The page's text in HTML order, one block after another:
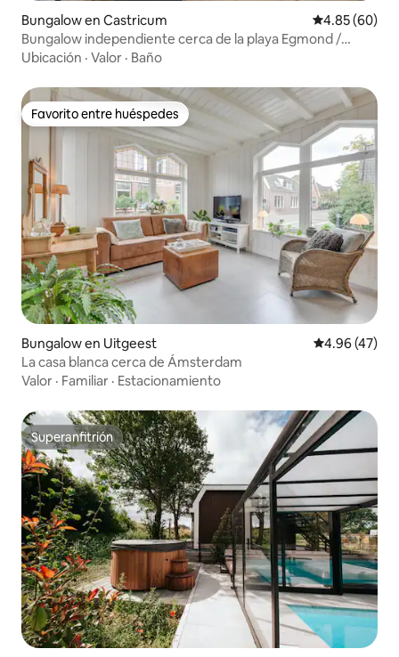
Bungalow en Castricum Calificación
4.85 (60)
Bungalow independiente cerca de la playa Egmond /
Bakkum
Ubicación · Valor · Baño
Favorito entre huéspedes
Favorito entre huéspedes
Bungalow en Uitgeest Calificación
4.96 (47)
La casa blanca cerca de Ámsterdam
Valor · Familiar · Estacionamiento
Superanfitrión
Superanfitrión